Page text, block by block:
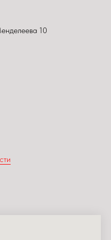
10